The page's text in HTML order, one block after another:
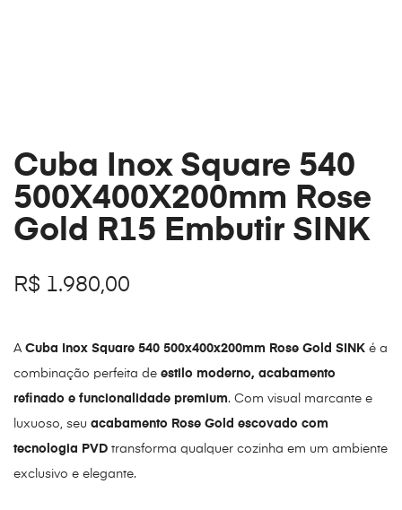
Cuba Inox Square 540
500X400X200mm Rose
Gold R15 Embutir SINK
R$ 1.980,00
A Cuba Inox Square 540 500x400x200mm Rose Gold SINK é a
combinação perfeita de estilo moderno, acabamento
refinado e funcionalidade premium. Com visual marcante e
luxuoso, seu acabamento Rose Gold escovado com
tecnologia PVD transforma qualquer cozinha em um ambiente
exclusivo e elegante.